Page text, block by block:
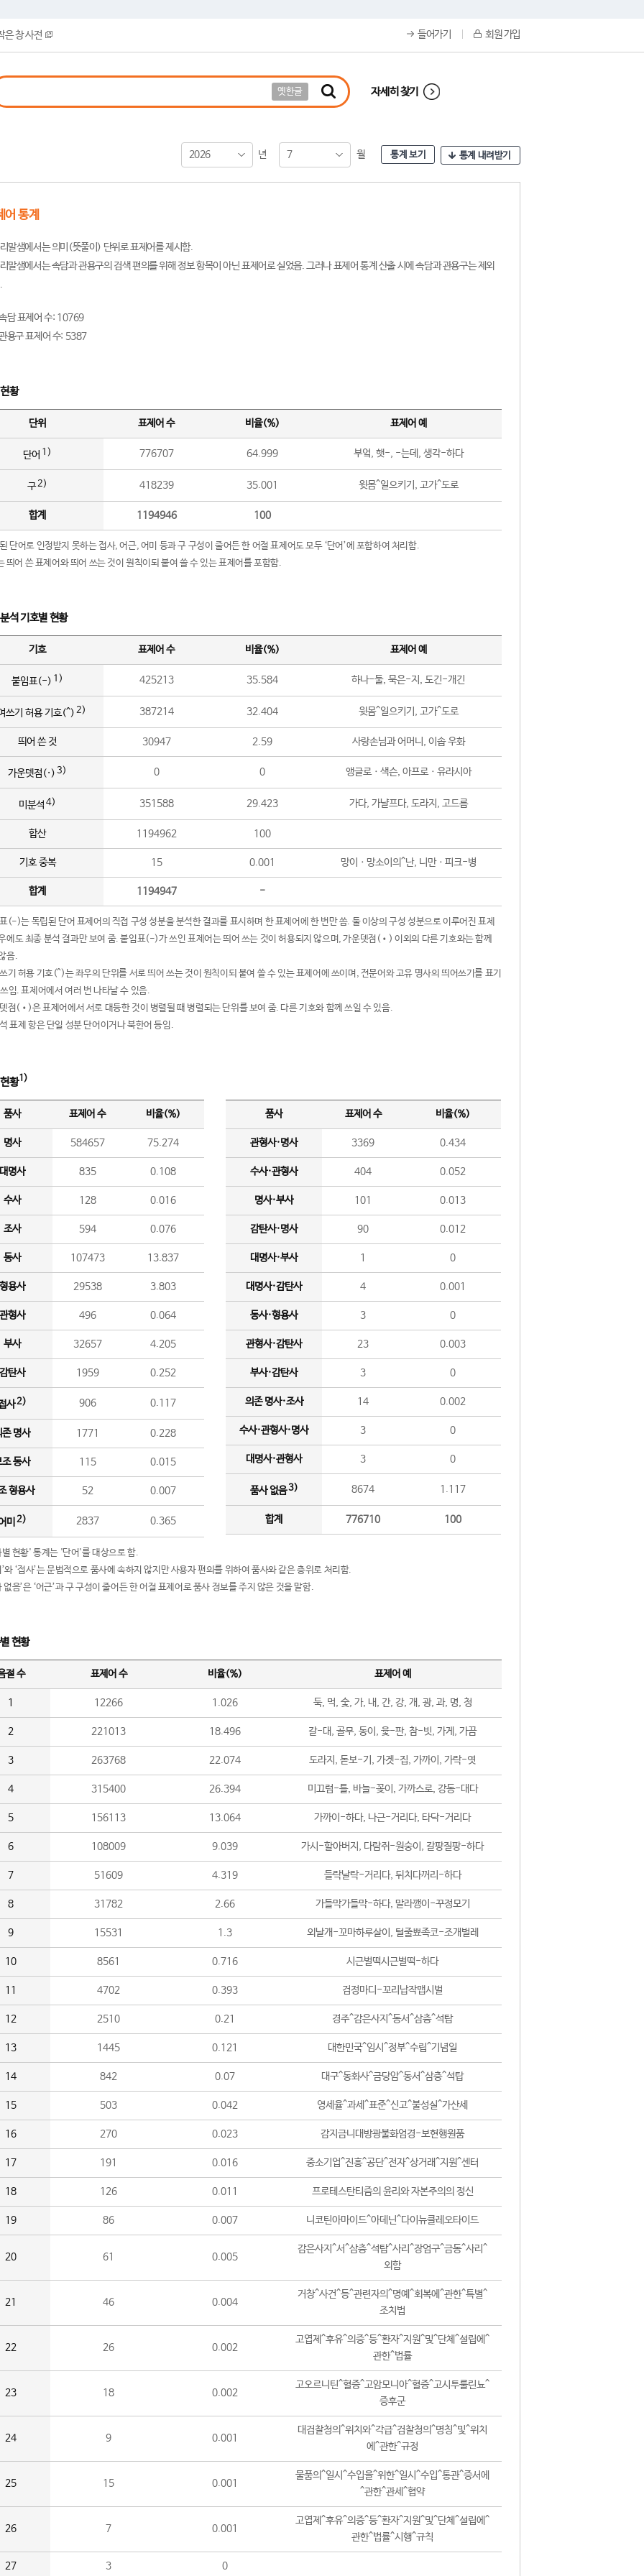
은 창 사전 들어가기 회원 가입
옛한글 자세히 찾기
2026 년 7 월 통계 보기 통계 내려받기
어 통계
말샘에서는 의미(뜻풀이) 단위로 표제어를 제시함.
말샘에서는 속담과 관용구의 검색 편의를 위해 정보 항목이 아닌 표제어로 실었음. 그러나 표제어 통계 산출 시에 속담과 관용구는 제외
담 표제어 수: 10769
용구 표제어 수: 5387
황
단위 표제어 수 비율(%) 표제어 예
단어 1) 776707 64.999 부엌, 햇-, -는데, 생각-하다
구2) 418239 35.001 윗몸^일으키기, 고가^도로
합계 1194946 100
단어로 인정받지 못하는 접사, 어근, 어미 등과 구 구성이 줄어든 한 어절 표제어도 모두 ‘단어’에 포함하여 처리함.
띄어 쓴 표제어와 띄어 쓰는 것이 원칙이되 붙여 쓸 수 있는 표제어를 포함함.
석 기호별 현황
기호 표제어 수 비율(%) 표제어 예
붙임표(-) 1) 425213 35.584 하나-둘, 묵은-지, 도긴-개긴
쓰기 허용 기호(^) 2) 387214 32.404 윗몸^일으키기, 고가^도로
띄어 쓴 것 30947 2.59 사랑손님과 어머니, 이솝 우화
가운뎃점(·) 3) 0 0 앵글로ㆍ색슨, 아프로ㆍ유라시아
미분석 4) 351588 29.423 가다, 가냘프다, 도라지, 고드름
합산 1194962 100
기호 중복 15 0.001 망이ㆍ망소이의^난, 니만ㆍ피크-병
합계 1194947 -
(-)는 독립된 단어 표제어의 직접 구성 성분을 분석한 결과를 표시하며 한 표제어에 한 번만 씀. 둘 이상의 구성 성분으로 이루어진 표제
에도 최종 분석 결과만 보여 줌. 붙임표(-)가 쓰인 표제어는 띄어 쓰는 것이 허용되지 않으며, 가운뎃점(•) 이외의 다른 기호와는 함께
음.
기 허용 기호(^)는 좌우의 단위를 서로 띄어 쓰는 것이 원칙이되 붙여 쓸 수 있는 표제어에 쓰이며, 전문어와 고유 명사의 띄어쓰기를 표기
임. 표제어에서 여러 번 나타날 수 있음.
점(•)은 표제어에서 서로 대등한 것이 병렬될 때 병렬되는 단위를 보여 줌. 다른 기호와 함께 쓰일 수 있음.
표제 항은 단일 성분 단어이거나 북한어 등임.
황1)
품사 표제어 수 비율(%)
명사 584657 75.274
명사 835 0.108
수사 128 0.016
조사 594 0.076
동사 107473 13.837
용사 29538 3.803
형사 496 0.064
부사 32657 4.205
탄사 1959 0.252
사2) 906 0.117
존 명사 1771 0.228
조 동사 115 0.015
형용사 52 0.007
미 2) 2837 0.365
품사 표제어 수 비율(%)
관형사·명사 3369 0.434
수사·관형사 404 0.052
명사·부사 101 0.013
감탄사·명사 90 0.012
대명사·부사 1 0
대명사·감탄사 4 0.001
동사·형용사 3 0
관형사·감탄사 23 0.003
부사·감탄사 3 0
의존 명사·조사 14 0.002
수사·관형사·명사 3 0
대명사·관형사 3 0
품사 없음3) 8674 1.117
합계 776710 100
현황' 통계는 '단어'를 대상으로 함.
와 ‘접사’는 문법적으로 품사에 속하지 않지만 사용자 편의를 위하여 품사와 같은 층위로 처리함.
없음’은 ‘어근’과 구 구성이 줄어든 한 어절 표제어로 품사 정보를 주지 않은 것을 말함.
현황
절 수 표제어 수 비율(%) 표제어 예
1 12266 1.026 둑, 먹, 숯, 가, 내, 간, 강, 개, 광, 과, 명, 청
2 221013 18.496 갈-대, 골무, 동이, 윷-판, 참-빗, 가게, 가끔
3 263768 22.074 도라지, 돋보-기, 가겟-집, 가까이, 가락-엿
4 315400 26.394 미끄럼-틀, 바늘-꽂이, 가까스로, 강동-대다
5 156113 13.064 가까이-하다, 나근-거리다, 타닥-거리다
6 108009 9.039 가시-할아버지, 다람쥐-원숭이, 갈팡질팡-하다
7 51609 4.319 들락날락-거리다, 뒤치다꺼리-하다
8 31782 2.66 가들막가들막-하다, 말라깽이-꾸정모기
9 15531 1.3 외날개-꼬마하루살이, 털줄뾰족코-조개벌레
10 8561 0.716 시근벌떡시근벌떡-하다
11 4702 0.393 검정마디-꼬리납작맵시벌
12 2510 0.21 경주^감은사지^동서^삼층^석탑
13 1445 0.121 대한민국^임시^정부^수립^기념일
14 842 0.07 대구^동화사^금당암^동서^삼층^석탑
15 503 0.042 영세율^과세^표준^신고^불성실^가산세
16 270 0.023 감지금니대방광불화엄경-보현행원품
17 191 0.016 중소기업^진흥^공단^전자^상거래^지원^센터
18 126 0.011 프로테스탄티즘의 윤리와 자본주의의 정신
19 86 0.007 니코틴아마이드^아데닌^다이뉴클레오타이드
20 61 0.005
감은사지^서^삼층^석탑^사리^장엄구^금동^사리^
외함
21 46 0.004
거창^사건^등^관련자의^명예^회복에^관한^특별^
조치법
22 26 0.002
고엽제^후유^의증^등^환자^지원^및^단체^설립에^
관한^법률
23 18 0.002
고오르니틴^혈증^고암모니아^혈증^고시투룰린뇨^
증후군
24 9 0.001
대검찰청의^위치와^각급^검찰청의^명칭^및^위치
에^관한^규정
25 15 0.001
물품의^일시^수입을^위한^일시^수입^통관^증서에
^관한^관세^협약
26 7 0.001
고엽제^후유^의증^등^환자^지원^및^단체^설립에^
관한^법률^시행^규칙
27 3 0